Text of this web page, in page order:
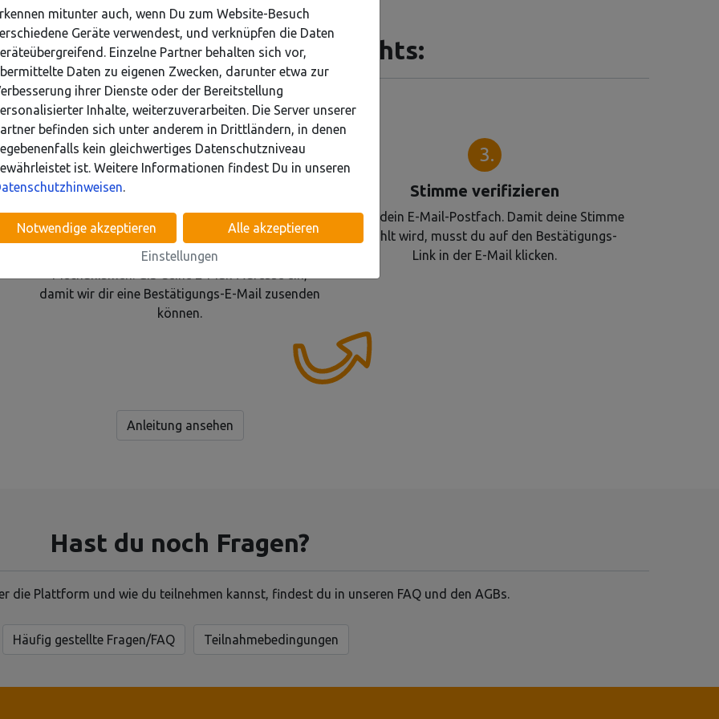
mitunter auch, wenn Du zum Website-Besuch
Geräte verwendest, und verknüpfen die Daten
Einzelne Partner behalten sich vor,
Daten zu eigenen Zwecken, darunter etwa zur
ihrer Dienste oder der Bereitstellung
Inhalte, weiterzuverarbeiten. Die Server unserer
befinden sich unter anderem in Drittländern, in denen
kein gleichwertiges Datenschutzniveau
ist. Weitere Informationen findest Du in unseren
Notwendige akzeptieren
Alle akzeptieren
Einstellungen
Verein abstimmen? So gehts:
2.
E-Mail-Adresse eingeben
Um eine faire Abstimmung zu ermöglichen und
Mehrfach-Abstimmungen zu verhindern,
verwenden wir verschiedene Sicherheits-
damit wir dir eine Bestätigungs-E-Mail zusenden
können.
3.
Stimme verifizieren
Prüfe dein E-Mail-Postfach. Damit deine Stimme
gezählt wird, musst du auf den Bestätigungs-
Link in der E-Mail klicken.
Anleitung ansehen
Hast du noch Fragen?
die Plattform und wie du teilnehmen kannst, findest du in unseren FAQ und den AGBs.
Häufig gestellte Fragen/FAQ Teilnahmebedingungen